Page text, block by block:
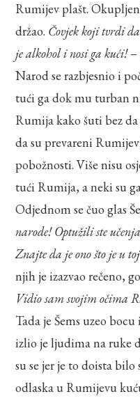
Rumijev plašt.
držao. Čovjek koji tvrdi
je alkohol i nosi ga kući!–
Narod se razbjesnio i
tući ga dok mu turban
Rumija kako šuti bez
da su prevareni
pobožnosti. Više nisu
tući Rumija, a neki su
Odjednom se čuo glas
narode! Optužili ste
Znajte da je ono što je u
njih je izazvao rečeno,
Vidio sam svojim očima
Tada je Šems uzeo
izlio je ljudima na ruke
su se jer je to doista bilo
odlaska u Rumijevu